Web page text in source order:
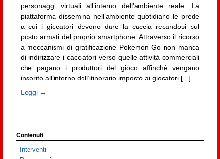
personaggi virtuali all’interno dell’ambiente reale. La
piattaforma dissemina nell’ambiente quotidiano le prede
a cui i giocatori devono dare la caccia recandosi sul
posto armati del proprio smartphone. Attraverso il ricorso
a meccanismi di gratificazione Pokemon Go non manca
di indirizzare i cacciatori verso quelle attività commerciali
che pagano i produttori del gioco affinché vengano
inserite all’interno dell’itinerario imposto ai giocatori [...]
Leggi →
Contenuti
Interventi